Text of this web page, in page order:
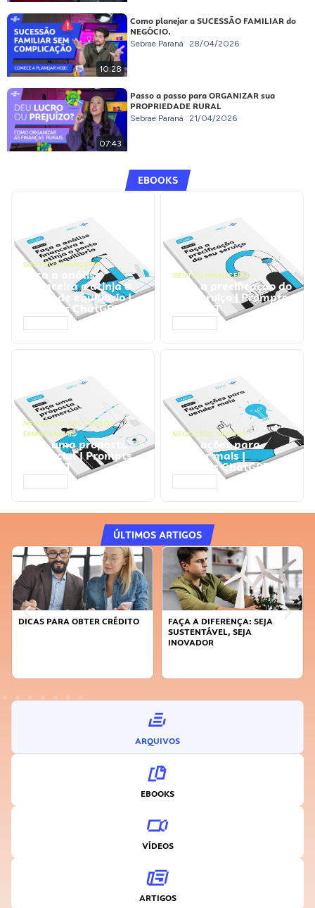
10:28
Como planejar a SUCESSÃO FAMILIAR do
NEGÓCIO.
Sebrae Paraná 28/04/2026
07:43
Passo a passo para ORGANIZAR sua
PROPRIEDADE RURAL
Sebrae Paraná 21/04/2026
EBOOKS
GESTÃO FINANCEIRA
Faça a análise
financeira e atinja o
ponto de equilíbrio |
Prompts ChatGPT
GESTÃO FINANCEIRA
Faça a precificação do
seu serviço | Prompts
ChatGPT
NEGÓCIOS, PROCESSOS
EMPRESARIAIS
Faça uma proposta
comercial | Prompts
ChatGPT
NEGÓCIOS, VENDAS
Faça ações para
vender mais |
Prompts ChatGPT
ÚLTIMOS ARTIGOS
DICAS PARA OBTER CRÉDITO
FAÇA A DIFERENÇA: SEJA
SUSTENTÁVEL, SEJA
INOVADOR
ARQUIVOS
EBOOKS
VÍDEOS
ARTIGOS